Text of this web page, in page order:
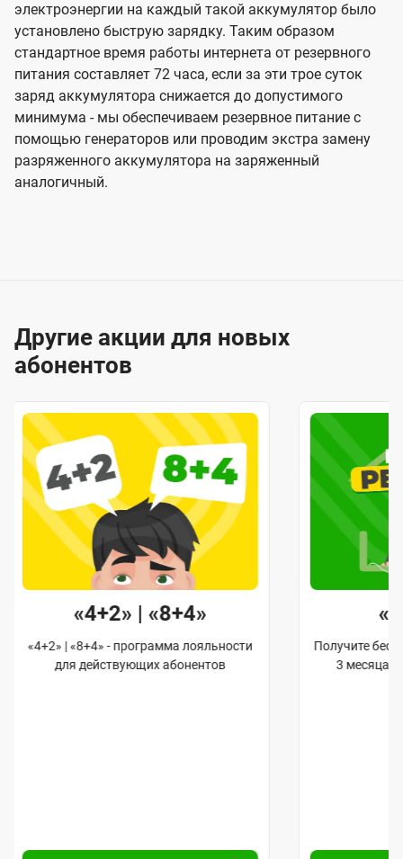
электроэнергии на каждый такой аккумулятор было
установлено быструю зарядку. Таким образом
стандартное время работы интернета от резервного
питания составляет 72 часа, если за эти трое суток
заряд аккумулятора снижается до допустимого
минимума - мы обеспечиваем резервное питание с
помощью генераторов или проводим экстра замену
разряженного аккумулятора на заряженный
аналогичный.
Другие акции для новых
абонентов
«4+2» | «8+4»
«4+2» | «8+4» - программа лояльности
для действующих абонентов
Получите
3 месяца